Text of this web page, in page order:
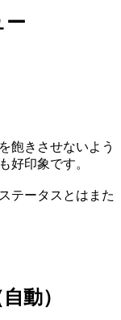
ー
飽きさせないよう
好印象です。
テータスとはまた
動）